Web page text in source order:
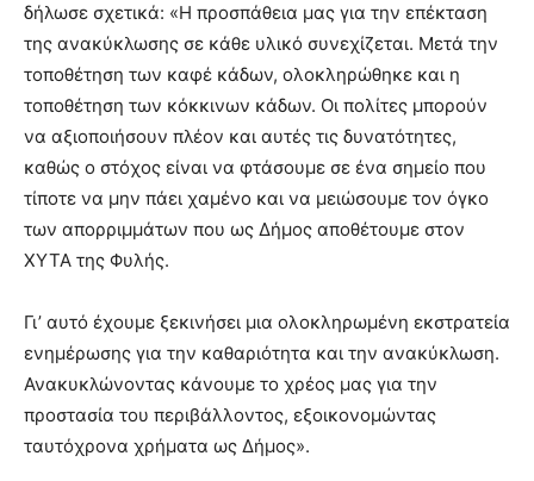
δήλωσε σχετικά: «Η προσπάθεια μας για την επέκταση
της ανακύκλωσης σε κάθε υλικό συνεχίζεται. Μετά την
τοποθέτηση των καφέ κάδων, ολοκληρώθηκε και η
τοποθέτηση των κόκκινων κάδων. Οι πολίτες μπορούν
να αξιοποιήσουν πλέον και αυτές τις δυνατότητες,
καθώς ο στόχος είναι να φτάσουμε σε ένα σημείο που
τίποτε να μην πάει χαμένο και να μειώσουμε τον όγκο
των απορριμμάτων που ως Δήμος αποθέτουμε στον
ΧΥΤΑ της Φυλής.
Γι’ αυτό έχουμε ξεκινήσει μια ολοκληρωμένη εκστρατεία
ενημέρωσης για την καθαριότητα και την ανακύκλωση.
Ανακυκλώνοντας κάνουμε το χρέος μας για την
προστασία του περιβάλλοντος, εξοικονομώντας
ταυτόχρονα χρήματα ως Δήμος».